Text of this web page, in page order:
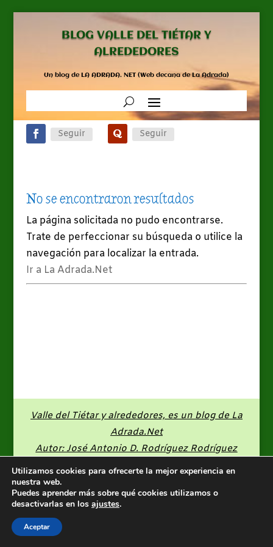
BLOG VALLE DEL TIÉTAR Y
ALREDEDORES
Un blog de LA ADRADA. NET (Web decana de La Adrada)
Seguir Seguir
No se encontraron resultados
La página solicitada no pudo encontrarse.
Trate de perfeccionar su búsqueda o utilice la
navegación para localizar la entrada.
Ir a La Adrada.Net
Valle del Tiétar y alrededores, es un blog de La
Adrada.Net
Autor: José Antonio D. Rodríguez Rodríguez
Utilizamos cookies para ofrecerte la mejor experiencia en
nuestra web.
Puedes aprender más sobre qué cookies utilizamos o
desactivarlas en los ajustes.
Aceptar